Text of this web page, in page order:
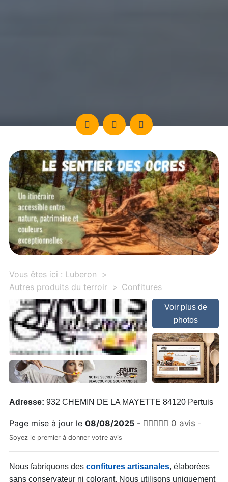
Vous êtes ici : Luberon
Autres produits du terroir
Confitures
Voir plus de
photos
Adresse: 932 CHEMIN DE LA MAYETTE 84120 Pertuis
Page mise à jour le 08/08/2025- 0 avis -
Soyez le premier à donner votre avis
Nous fabriquons des confitures artisanales, élaborées
sans conservateur ni colorant. Nous utilisons uniquement